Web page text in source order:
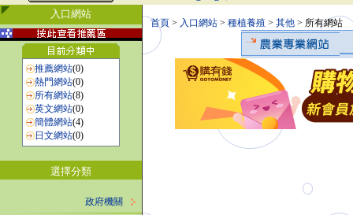
入口網站
推薦網站(0)
熱門網站(0)
所有網站(8)
英文網站(0)
簡體網站(4)
日文網站(0)
選擇分類
政府機關
首頁 > 入口網站 > 種植養殖 > 其他 > 所有網站